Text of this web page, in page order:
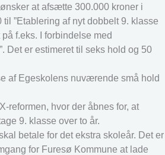
at afsætte 300.000 kroner i
til ”Etablering af nyt dobbelt 9. klasse
f.eks. I forbindelse med
Det er estimeret til seks hold og 50
af Egeskolens nuværende små hold
reformen, hvor der åbnes for, at
9. klasse over to år.
betale for det ekstra skoleår. Det er
for Furesø Kommune at lade